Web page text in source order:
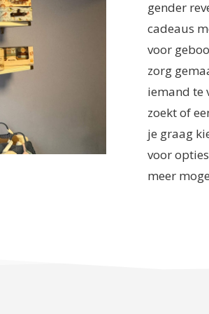
gender
cadeaus
voor
zorg
iemand te
zoekt of
je graag
voor
meer